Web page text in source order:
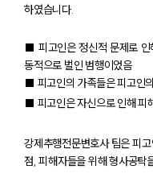
하였습니다.
■ 피고인은 정신적 문제로 인
동적으로 벌인 범행이었음
■ 피고인의 가족들은 피고인
■ 피고인은 자신으로 인해 피
강제추행전문변호사 팀은 피
점, 피해자들을 위해 형사공탁